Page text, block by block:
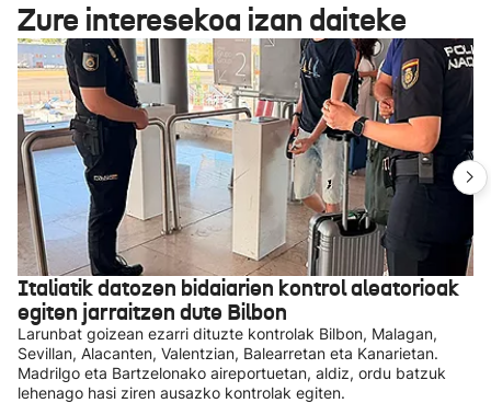
Zure interesekoa izan daiteke
Italiatik datozen bidaiarien kontrol aleatorioak
egiten jarraitzen dute Bilbon
Larunbat goizean ezarri dituzte kontrolak Bilbon, Malagan,
Sevillan, Alacanten, Valentzian, Balearretan eta Kanarietan.
Madrilgo eta Bartzelonako aireportuetan, aldiz, ordu batzuk
lehenago hasi ziren ausazko kontrolak egiten.